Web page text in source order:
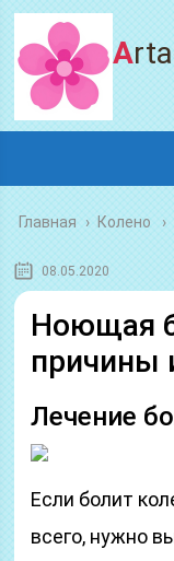
Главная › Колено
08.05.2020
Ноющая
причины
Лечение
Если болит
всего, нужно